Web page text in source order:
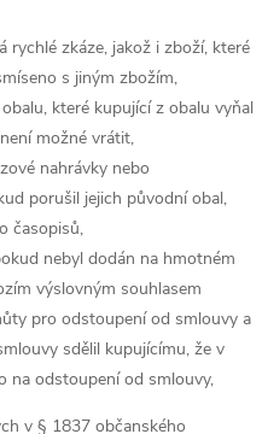
rychlé zkáze, jakož i zboží, které
s jiným zbožím,
které kupující z obalu vyňal
možné vrátit,
nahrávky nebo
porušil jejich původní obal,
časopisů,
nebyl dodán na hmotném
výslovným souhlasem
pro odstoupení od smlouvy a
sdělil kupujícímu, že v
na odstoupení od smlouvy,
v § 1837 občanského